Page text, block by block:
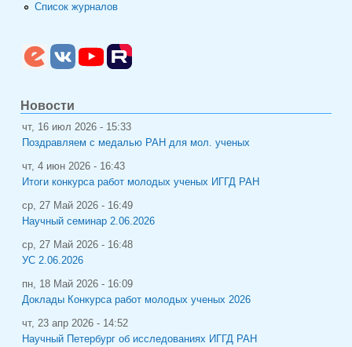
Список журналов
Новости
чт, 16 июл 2026 - 15:33
Поздравляем с медалью РАН для мол. ученых
чт, 4 июн 2026 - 16:43
Итоги конкурса работ молодых ученых ИГГД РАН
ср, 27 Май 2026 - 16:49
Научный семинар 2.06.2026
ср, 27 Май 2026 - 16:48
УС 2.06.2026
пн, 18 Май 2026 - 16:09
Доклады Конкурса работ молодых ученых 2026
чт, 23 апр 2026 - 14:52
Научный Петербург об исследованиях ИГГД РАН